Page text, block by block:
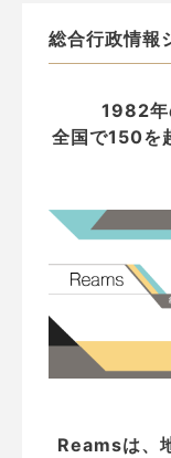
総合行政情報
1982年
全国で150を
Reamsは、